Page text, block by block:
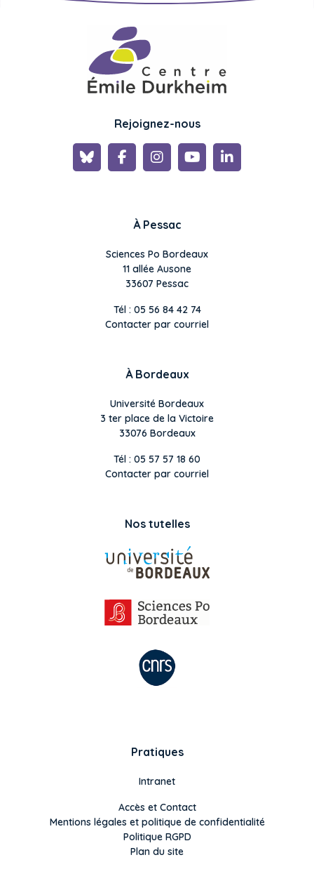
Rejoignez-nous
À Pessac
Sciences Po Bordeaux
11 allée Ausone
33607 Pessac
Tél : 05 56 84 42 74
Contacter par courriel
À Bordeaux
Université Bordeaux
3 ter place de la Victoire
33076 Bordeaux
Tél : 05 57 57 18 60
Contacter par courriel
Nos tutelles
Pratiques
Intranet
Accès et Contact
Mentions légales et politique de confidentialité
Politique RGPD
Plan du site